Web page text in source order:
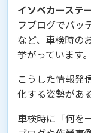
イソベカーステ
フブログでバッ
など、車検時の
挙がっています。
こうした情報発
化する姿勢があ
車検時に「何を